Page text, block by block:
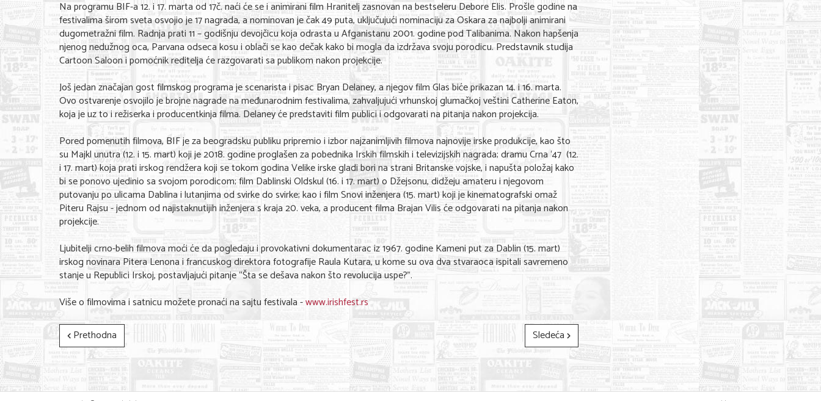
Na programu BIF-a 12. i 17. marta od 17č. naći će se i animirani film Hranitelj zasnovan na bestseleru Debore Elis. Prošle godine na
festivalima širom sveta osvojio je 17 nagrada, a nominovan je čak 49 puta, uključujući nominaciju za Oskara za najbolji animirani
dugometražni film. Radnja prati 11 – godišnju devojčicu koja odrasta u Afganistanu 2001. godine pod Talibanima. Nakon hapšenja
njenog nedužnog oca, Parvana odseca kosu i oblači se kao dečak kako bi mogla da izdržava svoju porodicu. Predstavnik studija
Cartoon Saloon i pomoćnik reditelja će razgovarati sa publikom nakon projekcije.
Još jedan značajan gost filmskog programa je scenarista i pisac Bryan Delaney, a njegov film Glas biće prikazan 14. i 16. marta.
Ovo ostvarenje osvojilo je brojne nagrade na međunarodnim festivalima, zahvaljujući vrhunskoj glumačkoj veštini Catherine Eaton,
koja je uz to i režiserka i producentkinja filma. Delaney će predstaviti film publici i odgovarati na pitanja nakon projekcija.
Pored pomenutih filmova, BIF je za beogradsku publiku pripremio i izbor najzanimljivih filmova najnovije irske produkcije, kao što
su Majkl unutra (12. i 15. mart) koji je 2018. godine proglašen za pobednika Irskih filmskih i televizijskih nagrada; dramu Crna ‘47 (12.
i 17. mart) koja prati irskog rendžera koji se tokom godina Velike irske gladi bori na strani Britanske vojske, i napušta položaj kako
bi se ponovo ujedinio sa svojom porodicom; film Dablinski Oldskul (16. i 17. mart) o Džejsonu, didžeju amateru i njegovom
putovanju po ulicama Dablina i lutanjima od svirke do svirke; kao i film Snovi inženjera (15. mart) koji je kinematografski omaž
Piteru Rajsu - jednom od najistaknutijih inženjera s kraja 20. veka, a producent filma Brajan Vilis će odgovarati na pitanja nakon
projekcije.
Ljubitelji crno-belih filmova moći će da pogledaju i provokativni dokumentarac iz 1967. godine Kameni put za Dablin (15. mart)
irskog novinara Pitera Lenona i francuskog direktora fotografije Raula Kutara, u kome su ova dva stvaraoca ispitali savremeno
stanje u Republici Irskoj, postavljajući pitanje “Šta se dešava nakon što revolucija uspe?”.
Više o filmovima i satnicu možete pronaći na sajtu festivala -www.irishfest.rs
Prethodna
Sledeća